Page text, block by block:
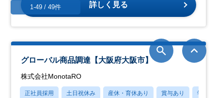
詳しく見る
グローバル商品調達【大阪府大阪市】
株式会社MonotaRO
正社員採用 土日祝休み 産休・育休あり 賞与あり 学歴不
1-49 / 49件